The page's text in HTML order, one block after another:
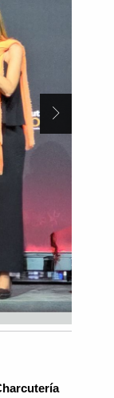
Siguiente